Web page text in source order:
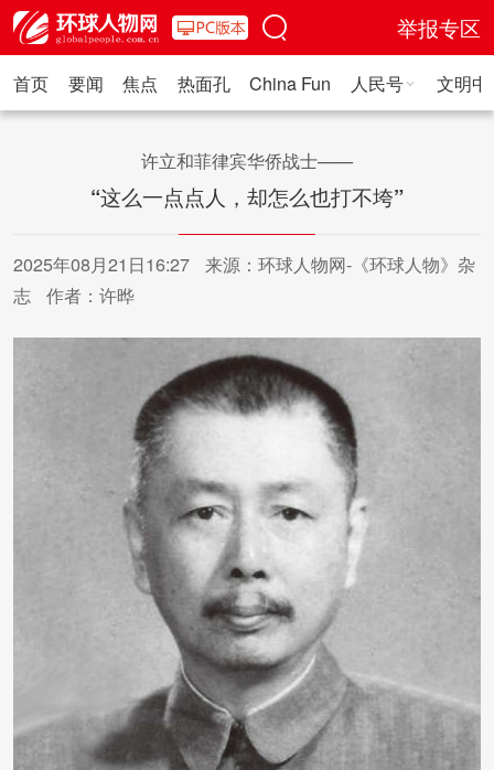
举报专区
首页 要闻 焦点 热面孔 China Fun 人民号 文明
许立和菲律宾华侨战士——
“这么一点点人，却怎么也打不垮”
2025年08月21日16:27
来源：环球人物网-《环球人物》杂
志
作者：许晔